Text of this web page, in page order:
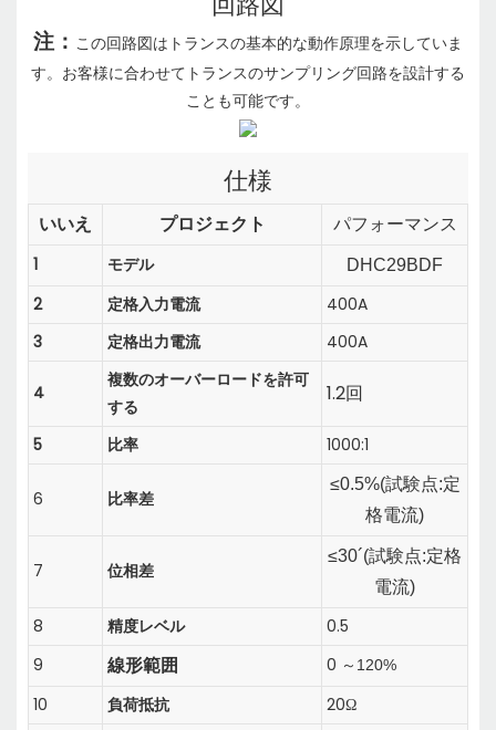
注： この回路図はトランスの基本的な動作原理を示していま
す。お客様に合わせてトランスのサンプリング回路を設計する
ことも可能です。
仕様
いいえ プロジェクト パフォーマンス
1 モデル DHC29BDF
2 定格入力電流
400A
3
定格出力電流 400A
4
複数のオーバーロードを許可
する
1.2回
5 比率 1000:1
6 比率差
≤0.5%(試験点:定
格電流)
7 位相差
≤30´(試験点:定格
電流)
8 精度レベル
0.5
9
線形範囲 0 ～ 120%
10 負荷抵抗
20Ω